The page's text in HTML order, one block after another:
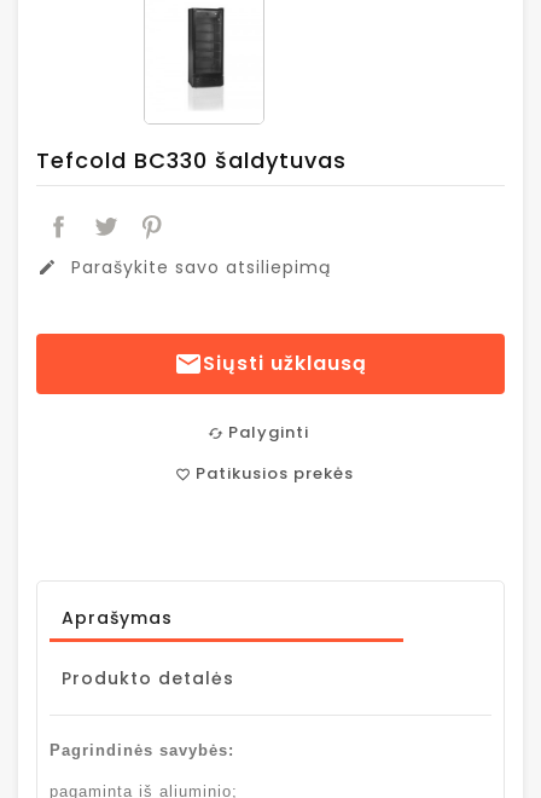
Tefcold BC330 šaldytuvas
edit Parašykite savo atsiliepimą
Siųsti užklausą
cached Palyginti
favorite_border Patikusios prekės
Aprašymas
Produkto detalės
Pagrindinės savybės:
pagaminta iš aliuminio;